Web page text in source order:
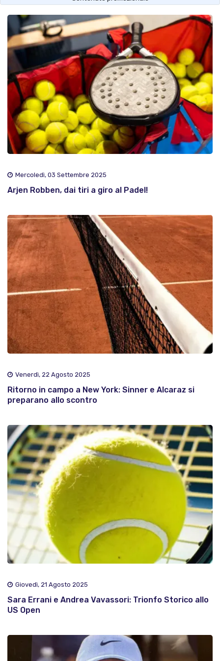
Mercoledì, 03 Settembre 2025
Arjen Robben, dai tiri a giro al Padel!
Venerdì, 22 Agosto 2025
Ritorno in campo a New York: Sinner e Alcaraz si
preparano allo scontro
Giovedì, 21 Agosto 2025
Sara Errani e Andrea Vavassori: Trionfo Storico allo
US Open